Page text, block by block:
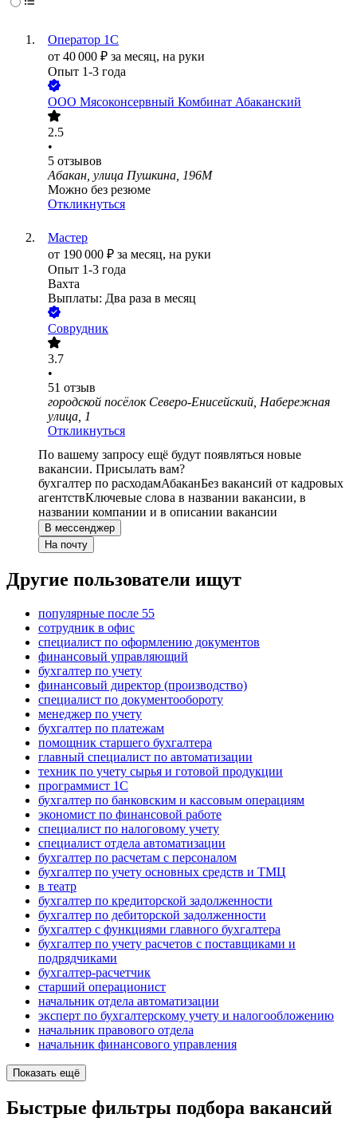
Оператор 1C
от 40 000 ₽ за месяц, на руки
Опыт 1-3 года
ООО Мясоконсервный Комбинат Абаканский
2.5
•
5 отзывов
Абакан, улица Пушкина, 196М
Можно без резюме
Откликнуться
Мастер
от 190 000 ₽ за месяц, на руки
Опыт 1-3 года
Вахта
Выплаты: Два раза в месяц
Соврудник
3.7
•
51 отзыв
городской посёлок Северо-Енисейский, Набережная
улица, 1
Откликнуться
По вашему запросу ещё будут появляться новые
вакансии. Присылать вам?
бухгалтер по расходамАбаканБез вакансий от кадровых
агентствКлючевые слова в названии вакансии, в
названии компании и в описании вакансии
В мессенджер
На почту
Другие пользователи ищут
популярные после 55
сотрудник в офис
специалист по оформлению документов
финансовый управляющий
бухгалтер по учету
финансовый директор (производство)
специалист по документообороту
менеджер по учету
бухгалтер по платежам
помощник старшего бухгалтера
главный специалист по автоматизации
техник по учету сырья и готовой продукции
программист 1C
бухгалтер по банковским и кассовым операциям
экономист по финансовой работе
специалист по налоговому учету
специалист отдела автоматизации
бухгалтер по расчетам с персоналом
бухгалтер по учету основных средств и ТМЦ
в театр
бухгалтер по кредиторской задолженности
бухгалтер по дебиторской задолженности
бухгалтер с функциями главного бухгалтера
бухгалтер по учету расчетов с поставщиками и
подрядчиками
бухгалтер-расчетчик
старший операционист
начальник отдела автоматизации
эксперт по бухгалтерскому учету и налогообложению
начальник правового отдела
начальник финансового управления
Показать ещё
Быстрые фильтры подбора вакансий